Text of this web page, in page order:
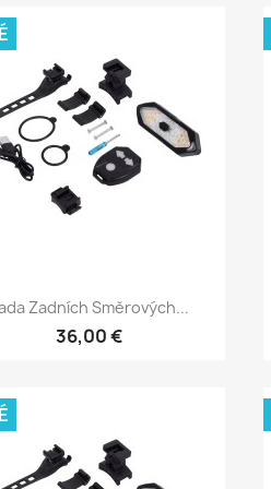
Rychlý náhled
Zadních Směrových...
36,00 €